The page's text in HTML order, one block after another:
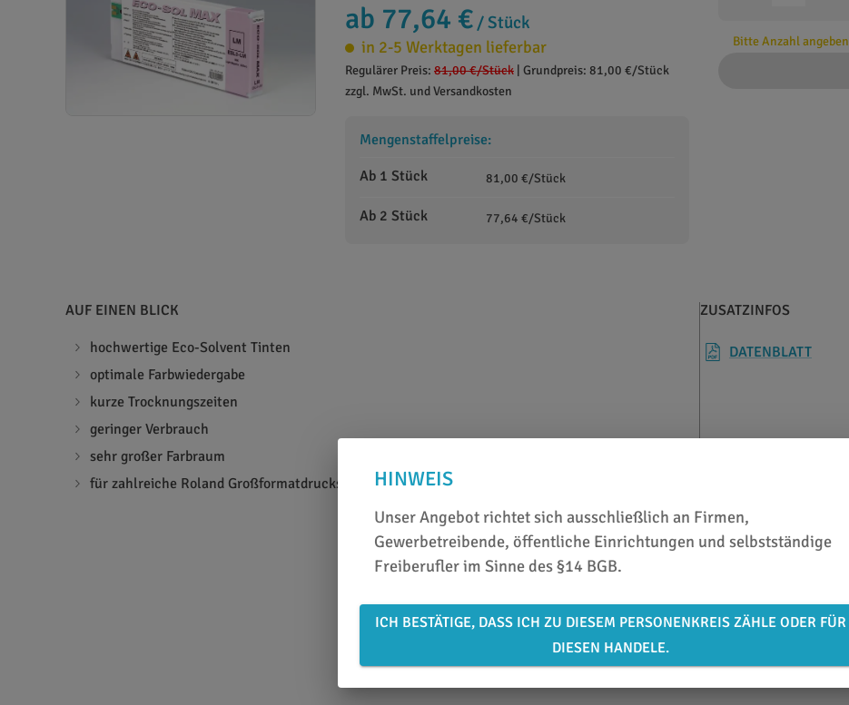
ab 77,64 € / Stück
in 2-5 Werktagen lieferbar
Regulärer Preis: 81,00 €/Stück Grundpreis: 81,00 €/Stück
zzgl. MwSt. und Versandkosten
Mengenstaffelpreise:
Ab 1 Stück
81,00 €/Stück
Ab 2 Stück 77,64 €/Stück
Bitte Anzahl angeben
AUF EINEN BLICK
hochwertige Eco-Solvent Tinten
optimale Farbwiedergabe
kurze Trocknungszeiten
geringer Verbrauch
sehr großer Farbraum
für zahlreiche Roland Großformatdrucksysteme geeignet
ZUSATZINFOS
DATENBLATT
HINWEIS
Unser Angebot richtet sich ausschließlich an Firmen,
Gewerbetreibende, öffentliche Einrichtungen und selbstständige
Freiberufler im Sinne des §14 BGB.
ICH BESTÄTIGE, DASS ICH ZU DIESEM PERSONENKREIS ZÄHLE ODER FÜR
DIESEN HANDELE.